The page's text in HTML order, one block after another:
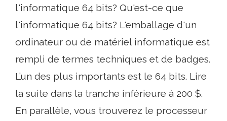
l'informatique 64 bits? Qu'est-ce que
l'informatique 64 bits? L'emballage d'un
ordinateur ou de matériel informatique est
rempli de termes techniques et de badges.
L’un des plus importants est le 64 bits. Lire
la suite dans la tranche inférieure à 200 $.
En parallèle, vous trouverez le processeur